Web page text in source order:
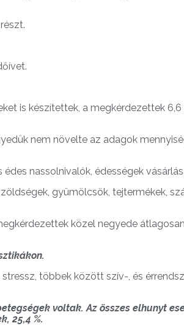
is készítettek, a megkérdezettek
nem növelte az adagok
nassolnivalók, édességek
gyümölcsök, tejtermékek,
közel negyede
többek között szív-, és
voltak. Az összes elhunyt
25,4 %.